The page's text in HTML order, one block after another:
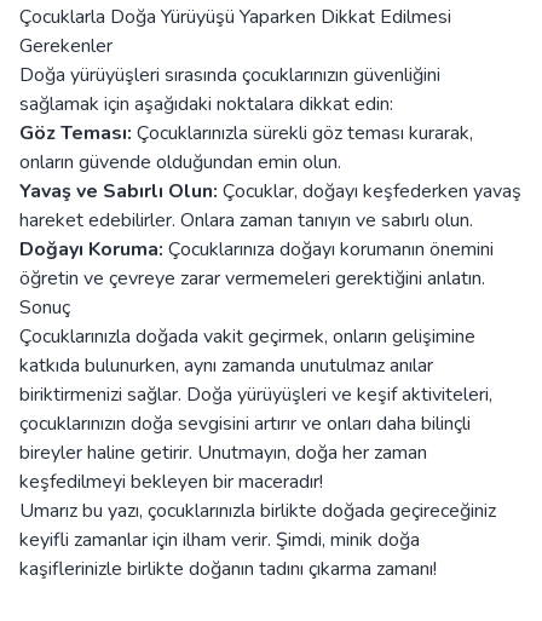
Çocuklarla Doğa Yürüyüşü Yaparken Dikkat Edilmesi
Gerekenler
Doğa yürüyüşleri sırasında çocuklarınızın güvenliğini
sağlamak için aşağıdaki noktalara dikkat edin:
Göz Teması: Çocuklarınızla sürekli göz teması kurarak,
onların güvende olduğundan emin olun.
Yavaş ve Sabırlı Olun: Çocuklar, doğayı keşfederken yavaş
hareket edebilirler. Onlara zaman tanıyın ve sabırlı olun.
Doğayı Koruma: Çocuklarınıza doğayı korumanın önemini
öğretin ve çevreye zarar vermemeleri gerektiğini anlatın.
Sonuç
Çocuklarınızla doğada vakit geçirmek, onların gelişimine
katkıda bulunurken, aynı zamanda unutulmaz anılar
biriktirmenizi sağlar. Doğa yürüyüşleri ve keşif aktiviteleri,
çocuklarınızın doğa sevgisini artırır ve onları daha bilinçli
bireyler haline getirir. Unutmayın, doğa her zaman
keşfedilmeyi bekleyen bir maceradır!
Umarız bu yazı, çocuklarınızla birlikte doğada geçireceğiniz
keyifli zamanlar için ilham verir. Şimdi, minik doğa
kaşiflerinizle birlikte doğanın tadını çıkarma zamanı!